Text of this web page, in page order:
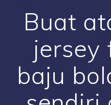
Buat
jersey
baju